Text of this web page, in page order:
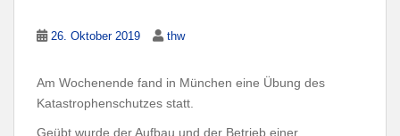
26. Oktober 2019 thw
Am Wochenende fand in München eine Übung des
Katastrophenschutzes statt.
Geübt wurde der Aufbau und der Betrieb einer